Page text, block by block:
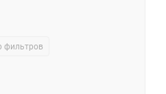
фильтров